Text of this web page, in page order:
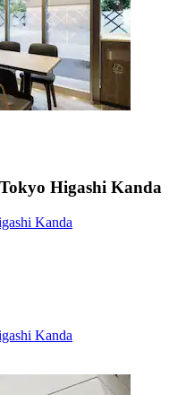
Higashi Kanda
Kanda
Kanda